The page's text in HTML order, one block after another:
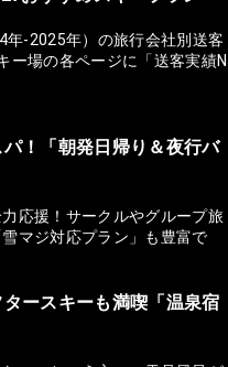
-2025年）の旅行会社別送客
ー場の各ページに「送客実績N
！「朝発日帰り＆夜行バ
応援！サークルやグループ旅
マジ対応プラン」も豊富で
ースキーも満喫「温泉宿